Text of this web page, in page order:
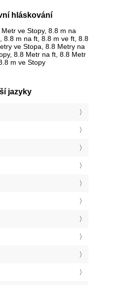
hláskování
ve Stopy, 8.8 m na
8.8 m na ft, 8.8 m ve ft, 8.8
ve Stopa, 8.8 Metry na
8.8 Metr na ft, 8.8 Metr
m ve Stopy
jazyky